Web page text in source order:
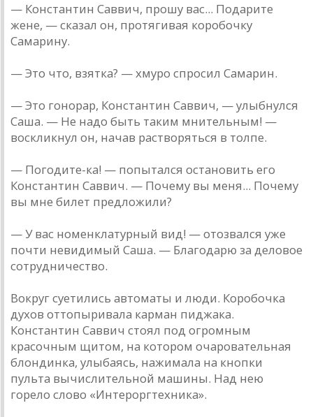
— Константин Саввич, прошу вас... Подарите
жене, — сказал он, протягивая коробочку
Самарину.
— Это что, взятка? — хмуро спросил Самарин.
— Это гонорар, Константин Саввич, — улыбнулся
Саша. — Не надо быть таким мнительным! —
воскликнул он, начав растворяться в толпе.
— Погодите-ка! — попытался остановить его
Константин Саввич. — Почему вы меня... Почему
вы мне билет предложили?
— У вас номенклатурный вид! — отозвался уже
почти невидимый Саша. — Благодарю за деловое
сотрудничество.
Вокруг суетились автоматы и люди. Коробочка
духов оттопыривала карман пиджака.
Константин Саввич стоял под огромным
красочным щитом, на котором очаровательная
блондинка, улыбаясь, нажимала на кнопки
пульта вычислительной машины. Над нею
горело слово «Интероргтехника».